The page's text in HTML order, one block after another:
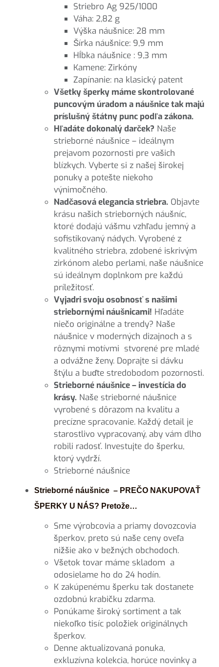
Striebro Ag 925/1000
Váha: 2,82 g
Výška náušnice: 28 mm
Šírka náušnice: 9,9 mm
Hĺbka náušnice : 9,3 mm
Kamene: Zirkóny
Zapínanie: na klasický patent
Všetky šperky máme skontrolované
puncovým úradom a náušnice tak majú
príslušný štátny punc podľa zákona.
Hľadáte dokonalý darček? Naše
strieborné náušnice – ideálnym
prejavom pozornosti pre vašich
blízkych. Vyberte si z našej širokej
ponuky a potešte niekoho
výnimočného.
Nadčasová elegancia striebra. Objavte
krásu našich strieborných náušníc,
ktoré dodajú vášmu vzhľadu jemný a
sofistikovaný nádych. Vyrobené z
kvalitného striebra, zdobené iskrivým
zirkónom alebo perlami, naše náušnice
sú ideálnym doplnkom pre každú
príležitosť.
Vyjadri svoju osobnosť s našimi
striebornými náušnicami! Hľadáte
niečo originálne a trendy? Naše
náušnice v moderných dizajnoch a s
rôznymi motívmi stvorené pre mladé
a odvážne ženy. Doprajte si dávku
štýlu a buďte stredobodom pozornosti.
Strieborné náušnice – investícia do
krásy. Naše strieborné náušnice
vyrobené s dôrazom na kvalitu a
precízne spracovanie. Každý detail je
starostlivo vypracovaný, aby vám dlho
robili radosť. Investujte do šperku,
ktorý vydrží.
Strieborné náušnice
Strieborné náušnice – PREČO NAKUPOVAŤ
ŠPERKY U NÁS? Pretože…
Sme výrobcovia a priamy dovozcovia
šperkov, preto sú naše ceny oveľa
nižšie ako v bežných obchodoch.
Všetok tovar máme skladom a
odosielame ho do 24 hodín.
K zakúpenému šperku tak dostanete
ozdobnú krabičku zdarma.
Ponúkame široký sortiment a tak
niekoľko tisíc položiek originálnych
šperkov.
Denne aktualizovaná ponuka,
exkluzívna kolekcia, horúce novinky a